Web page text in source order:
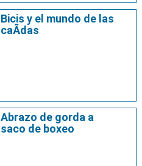
Bicis y el mundo de las
caÃ­das
Abrazo de gorda a
saco de boxeo